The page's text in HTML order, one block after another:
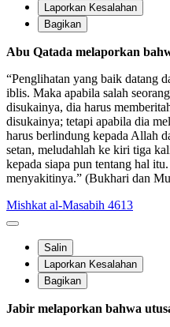
Laporkan Kesalahan
Bagikan
Abu Qatada melaporkan
“Penglihatan yang baik datang
iblis. Maka apabila salah
disukainya, dia harus
disukainya; tetapi apabila dia
harus berlindung kepada Allah
setan, meludahlah ke kiri tiga
kepada siapa pun tentang hal
menyakitinya.” (Bukhari dan
Mishkat al-Masabih 4613
Salin
Laporkan Kesalahan
Bagikan
Jabir melaporkan bahwa